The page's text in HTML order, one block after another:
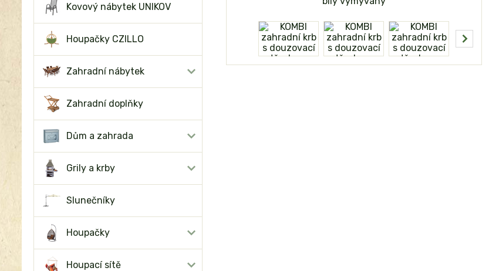
Kovový nábytek UNIKOV
Houpačky CZILLO
Zahradní nábytek
Zahradní doplňky
Dům a zahrada
Grily a krby
Slunečníky
Houpačky
Houpací sítě